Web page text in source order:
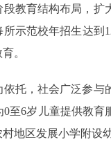
育结构布局，扩
示范校年招生达到
。
，社会广泛参与
至6岁儿童提供教
地区发展小学附设